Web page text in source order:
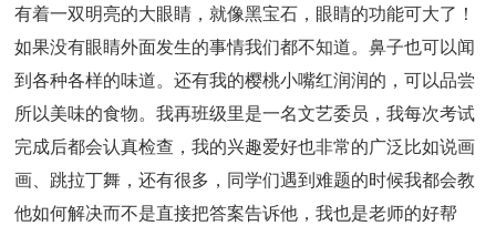
有着一双明亮的大眼睛，就像黑宝石，眼睛的功能可大了！
如果没有眼睛外面发生的事情我们都不知道。鼻子也可以闻
到各种各样的味道。还有我的樱桃小嘴红润润的，可以品尝
所以美味的食物。我再班级里是一名文艺委员，我每次考试
完成后都会认真检查，我的兴趣爱好也非常的广泛比如说画
画、跳拉丁舞，还有很多，同学们遇到难题的时候我都会教
他如何解决而不是直接把答案告诉他，我也是老师的好帮